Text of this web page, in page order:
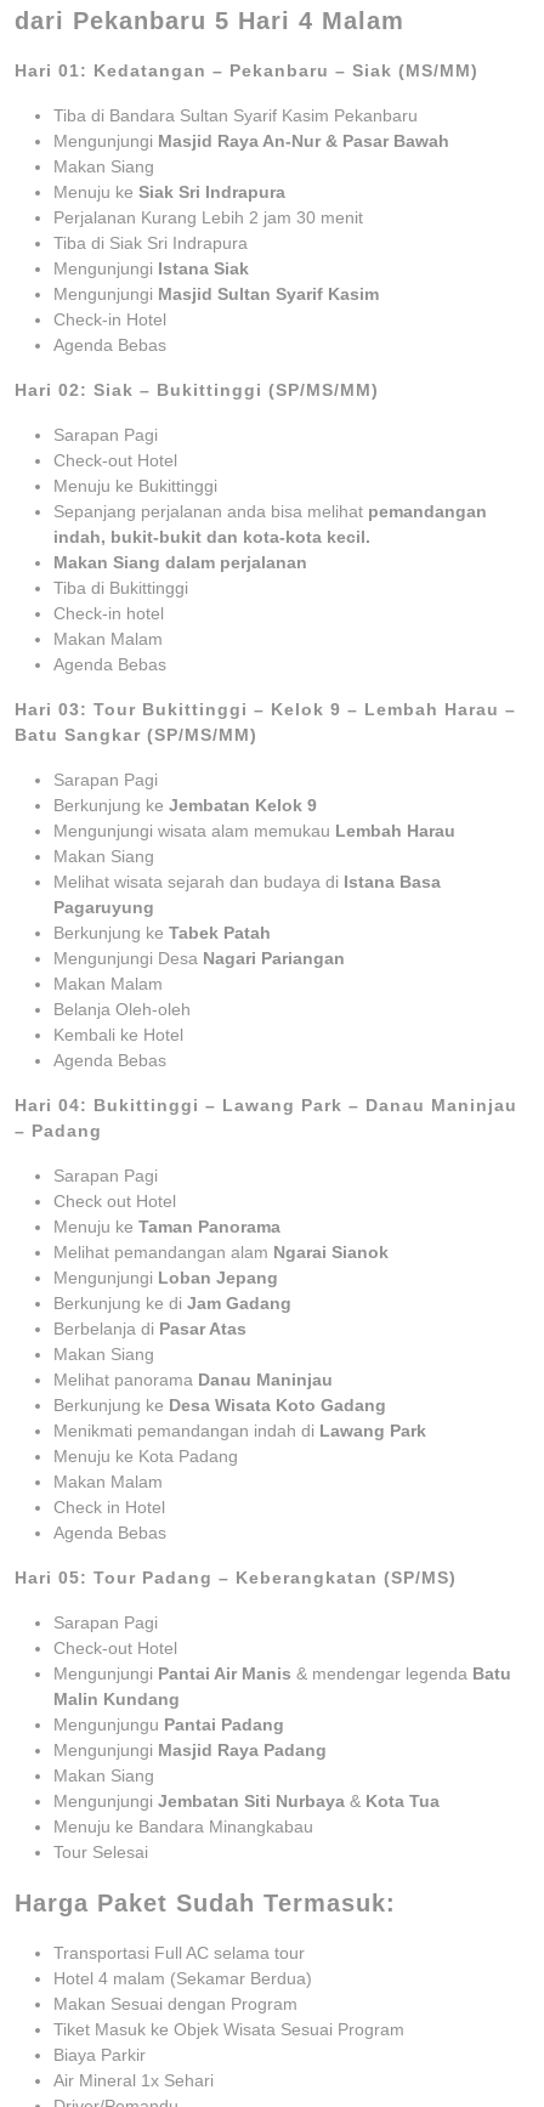
dari Pekanbaru 5 Hari 4 Malam
Hari 01: Kedatangan – Pekanbaru – Siak (MS/MM)
Tiba di Bandara Sultan Syarif Kasim Pekanbaru
Mengunjungi Masjid Raya An-Nur & Pasar Bawah
Makan Siang
Menuju ke Siak Sri Indrapura
Perjalanan Kurang Lebih 2 jam 30 menit
Tiba di Siak Sri Indrapura
Mengunjungi Istana Siak
Mengunjungi Masjid Sultan Syarif Kasim
Check-in Hotel
Agenda Bebas
Hari 02: Siak – Bukittinggi (SP/MS/MM)
Sarapan Pagi
Check-out Hotel
Menuju ke Bukittinggi
Sepanjang perjalanan anda bisa melihat pemandangan
indah, bukit-bukit dan kota-kota kecil.
Makan Siang dalam perjalanan
Tiba di Bukittinggi
Check-in hotel
Makan Malam
Agenda Bebas
Hari 03: Tour Bukittinggi – Kelok 9 – Lembah Harau –
Batu Sangkar (SP/MS/MM)
Sarapan Pagi
Berkunjung ke Jembatan Kelok 9
Mengunjungi wisata alam memukau Lembah Harau
Makan Siang
Melihat wisata sejarah dan budaya di Istana Basa
Pagaruyung
Berkunjung ke Tabek Patah
Mengunjungi Desa Nagari Pariangan
Makan Malam
Belanja Oleh-oleh
Kembali ke Hotel
Agenda Bebas
Hari 04: Bukittinggi – Lawang Park – Danau Maninjau
– Padang
Sarapan Pagi
Check out Hotel
Menuju ke Taman Panorama
Melihat pemandangan alam Ngarai Sianok
Mengunjungi Loban Jepang
Berkunjung ke di Jam Gadang
Berbelanja di Pasar Atas
Makan Siang
Melihat panorama Danau Maninjau
Berkunjung ke Desa Wisata Koto Gadang
Menikmati pemandangan indah di Lawang Park
Menuju ke Kota Padang
Makan Malam
Check in Hotel
Agenda Bebas
Hari 05: Tour Padang – Keberangkatan (SP/MS)
Sarapan Pagi
Check-out Hotel
Mengunjungi Pantai Air Manis & mendengar legenda Batu
Malin Kundang
Mengunjungu Pantai Padang
Mengunjungi Masjid Raya Padang
Makan Siang
Mengunjungi Jembatan Siti Nurbaya & Kota Tua
Menuju ke Bandara Minangkabau
Tour Selesai
Harga Paket Sudah Termasuk:
Transportasi Full AC selama tour
Hotel 4 malam (Sekamar Berdua)
Makan Sesuai dengan Program
Tiket Masuk ke Objek Wisata Sesuai Program
Biaya Parkir
Air Mineral 1x Sehari